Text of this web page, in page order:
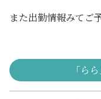
また出勤情報みてご
「ら